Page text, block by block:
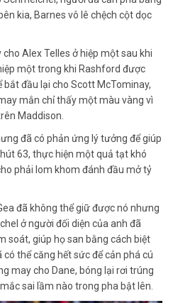
kia, Barnes vô lê chệch cột dọc
Alex Telles ở hiệp một sau khi
một trong khi Rashford được
đầu lại cho Scott McTominay,
mắn chỉ thấy một màu vàng vì
Maddison.
đã có phản ứng lý tưởng để giúp
63, thực hiện một quả tạt khó
phải lom khom đánh đầu mở tỷ
đã không thể giữ được nó nhưng
ở người đối diện của anh đã
soát, giúp họ san bằng cách biệt
thể căng hết sức để cản phá cú
may cho Dane, bóng lại rơi trúng
sai lầm nào trong pha bật lên.